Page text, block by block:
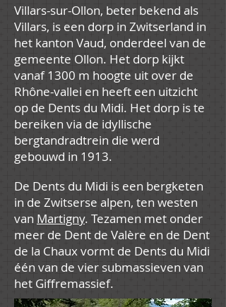
Villars-sur-Ollon, beter bekend als
Villars, is een dorp in Zwitserland in
het kanton Vaud, onderdeel van de
gemeente Ollon. Het dorp kijkt
vanaf 1300 m hoogte uit over de
Rhône-vallei en heeft een uitzicht
op de Dents du Midi. Het dorp is te
bereiken via de idyllische
bergtandradtrein die werd
gebouwd in 1913.
De Dents du Midi is een bergketen
in de Zwitserse alpen, ten westen
van Martigny. Tezamen met onder
meer de Dent de Valère en de Dent
de la Chaux vormt de Dents du Midi
één van de vier submassieven van
het Giffremassief.